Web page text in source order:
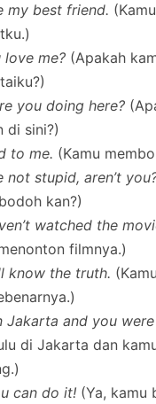
my best friend.
love me? (Apakah
you doing here?
di sini?)
to me. (Kamu
not stupid, aren’t
kan?)
watched the
filmnya.)
know the truth.
Jakarta and you
di Jakarta dan
can do it! (Ya, kamu